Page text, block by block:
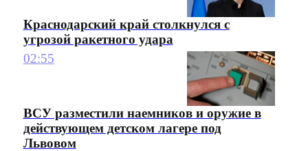
Краснодарский край столкнулся с
угрозой ракетного удара
02:55
ВСУ разместили наемников и оружие в
действующем детском лагере под
Львовом